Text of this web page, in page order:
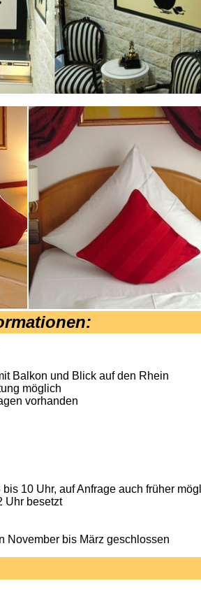
Balkon und Blick auf den Rhein
möglich
vorhanden
10 Uhr, auf Anfrage auch früher
Uhr besetzt
November bis März geschlossen